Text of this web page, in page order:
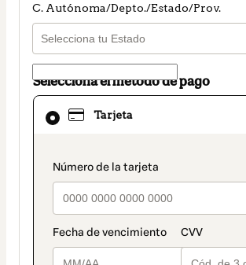
C. Autónoma/Depto./Estado/Prov.
Selecciona el método de pago
Tarjeta
El
método
seleccionado
Tarjeta